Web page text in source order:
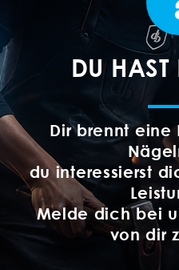
DU
Dir brennt eine
du interessierst
Melde dich bei
von dir